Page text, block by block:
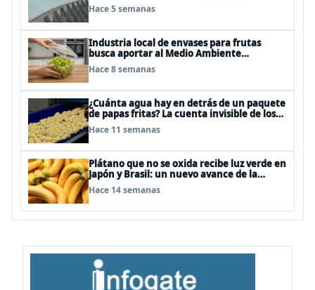
Hace 5 semanas
Industria local de envases para frutas
busca aportar al Medio Ambiente
reduciendo el uso de plástico en sus
productos
Hace 8 semanas
¿Cuánta agua hay en detrás de un paquete
de papas fritas? La cuenta invisible de los
snacks
Hace 11 semanas
Plátano que no se oxida recibe luz verde en
Japón y Brasil: un nuevo avance de la
edición genética en alimentos
Hace 14 semanas